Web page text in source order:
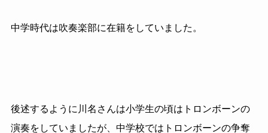
中学時代は吹奏楽部に在籍をしていました。
後述するように川名さんは小学生の頃はトロンボーンの
演奏をしていましたが、中学校ではトロンボーンの争奪